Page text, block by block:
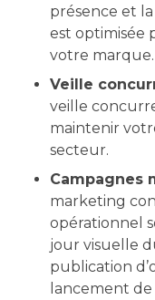
présence et
est optimisée
votre marque.
Veille
veille
maintenir
secteur.
Campagnes
marketing
opérationnel
jour visuelle
publication
lancement